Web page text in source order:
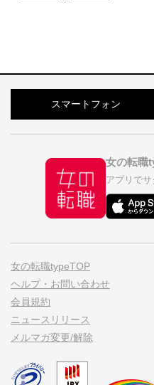
スマートフォン
女の転職
アプリでサ
女の転職typeTOP
ヘルプ・お問い合わせ
会員規約
ニュースリリース
メルマガ変更/解除